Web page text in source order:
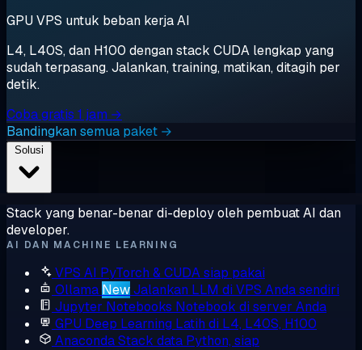
GPU VPS untuk beban kerja AI
L4, L40S, dan H100 dengan stack CUDA lengkap yang
sudah terpasang. Jalankan, training, matikan, ditagih per
detik.
Coba gratis 1 jam →
Bandingkan semua paket →
Stack yang benar-benar di-deploy oleh pembuat AI dan
developer.
AI DAN MACHINE LEARNING
VPS AI PyTorch & CUDA siap pakai
Ollama NewJalankan LLM di VPS Anda sendiri
Jupyter Notebooks Notebook di server Anda
GPU Deep Learning Latih di L4, L40S, H100
AnacondaStack data Python, siap